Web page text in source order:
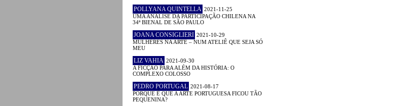
POLLYANA QUINTELLA 2021-11-25
UMA ANÁLISE DA PARTICIPAÇÃO CHILENA NA
34ª BIENAL DE SÃO PAULO
JOANA CONSIGLIERI 2021-10-29
MULHERES NA ARTE – NUM ATELIÊ QUE SEJA SÓ
MEU
LIZ VAHIA 2021-09-30
A FICÇÃO PARA ALÉM DA HISTÓRIA: O
COMPLEXO COLOSSO
PEDRO PORTUGAL 2021-08-17
PORQUE É QUE A ARTE PORTUGUESA FICOU TÃO
PEQUENINA?